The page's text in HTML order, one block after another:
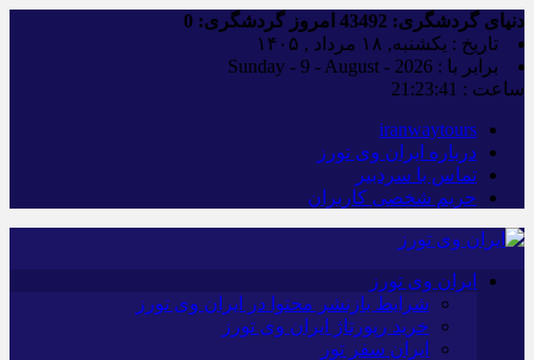
دنیای گردشگری: امروز گردشگری:
تاریخ : یکشنبه, ۱۸ مرداد , ۱۴۰۵
برابر با : Sunday - 9 - August - 2026
ساعت : 21:23:42
iranwaytours
درباره ایران وی تورز
تماس با سردبیر
حریم شخصی کاربران
ایران وی تورز
شرایط بازنشر محتوا در ایران وی تورز
خرید رپورتاژ ایران وی تورز
ایران سفر تور